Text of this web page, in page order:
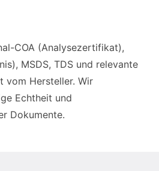
COA (Analysezertifikat),
MSDS, TDS und relevante
vom Hersteller. Wir
Echtheit und
Dokumente.